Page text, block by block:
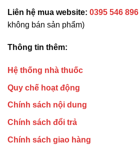
Liên hệ mua website: 0395 546 896
không bán sản phẩm)
Thông tin thêm:
Hệ thống nhà thuốc
Quy chế hoạt động
Chính sách nội dung
Chính sách đổi trả
Chính sách giao hàng